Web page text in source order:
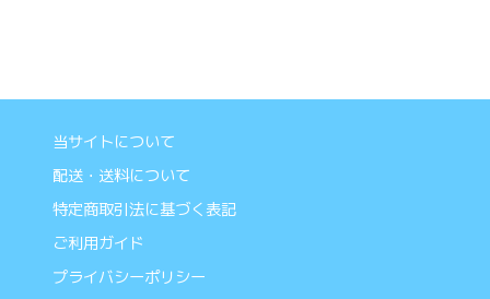
当サイトについて
配送・送料について
特定商取引法に基づく表記
ご利用ガイド
プライバシーポリシー